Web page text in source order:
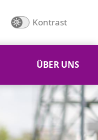
Kontrast
ÜBER UNS